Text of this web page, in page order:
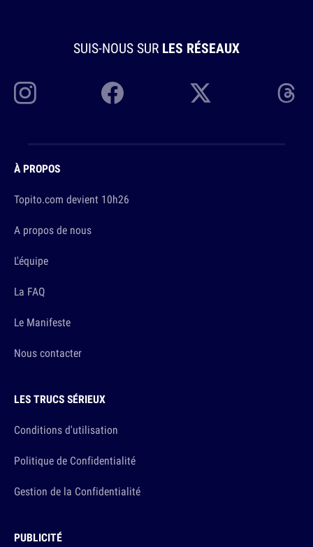
SUIS-NOUS SUR LES RÉSEAUX
À PROPOS
Topito.com devient 10h26
A propos de nous
L'équipe
La FAQ
Le Manifeste
Nous contacter
LES TRUCS SÉRIEUX
Conditions d'utilisation
Politique de Confidentialité
Gestion de la Confidentialité
PUBLICITÉ